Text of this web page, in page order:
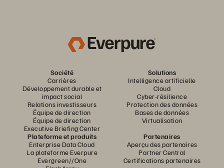
Société
Carrières
Développement durable et
impact social
Relations investisseurs
Équipe de direction
Équipe de direction
Executive Briefing Center
Solutions
Intelligence artificielle
Cloud
Cyber-résilience
Protection des données
Bases de données
Virtualisation
Plateforme et produits
Enterprise Data Cloud
La plateforme Everpure
Evergreen//One
Partenaires
Aperçu des partenaires
Partner Central
Certifications partenaires